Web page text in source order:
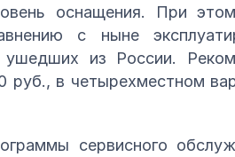
оснащения. При
с ныне
из России.
руб., в четырехместном
сервисного